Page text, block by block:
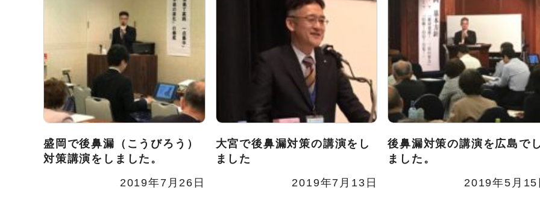
盛岡で後鼻漏（こうびろう）
対策講演をしました。
2019年7月26日
大宮で後鼻漏対策の講演をし
ました
2019年7月13日
後鼻漏対策の講演を広島で
ました。
2019年5月15